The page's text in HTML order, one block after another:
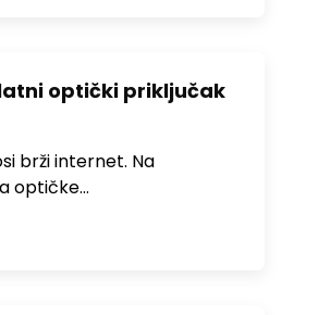
optički priključak
brži internet. Na
optičke…